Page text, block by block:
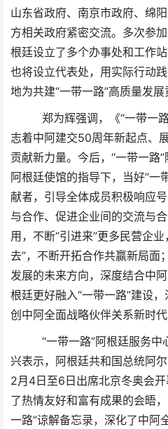
山东省政府、南京市政府、绵
方相关政府紧密交流。多次参
根廷设立了多个办事处和工作
也将设立代表处，用实际行动
地为共建“一带一路”高质量发展
郑为辉强调，《“一带一路
志着中阿建交50周年新起点、
贡献新力量。今后，“一带一路
阿根廷使馆的指导下，当好“一
献者，引导全体成员积极响应
与合作、促进企业间的交流与
用，不断“引进来”更多民营企
去”，不断开拓合作共赢新局面
发展的未来方向，深度结合中
根廷更好融入“一带一路”建设
创中阿全面战略伙伴关系新时
“一带一路”阿根廷服务中
兴表示，阿根廷共和国总统阿
2月4日至6日出席北京冬奥会
了热情友好和富有成果的会晤
一路”谅解备忘录，深化了中阿